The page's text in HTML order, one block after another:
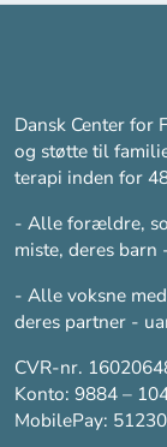
Dansk Center for
og støtte til
terapi inden for
- Alle forældre,
miste, deres barn
- Alle voksne
deres partner -
CVR-nr.
Konto: 9884 –
MobilePay: 51230